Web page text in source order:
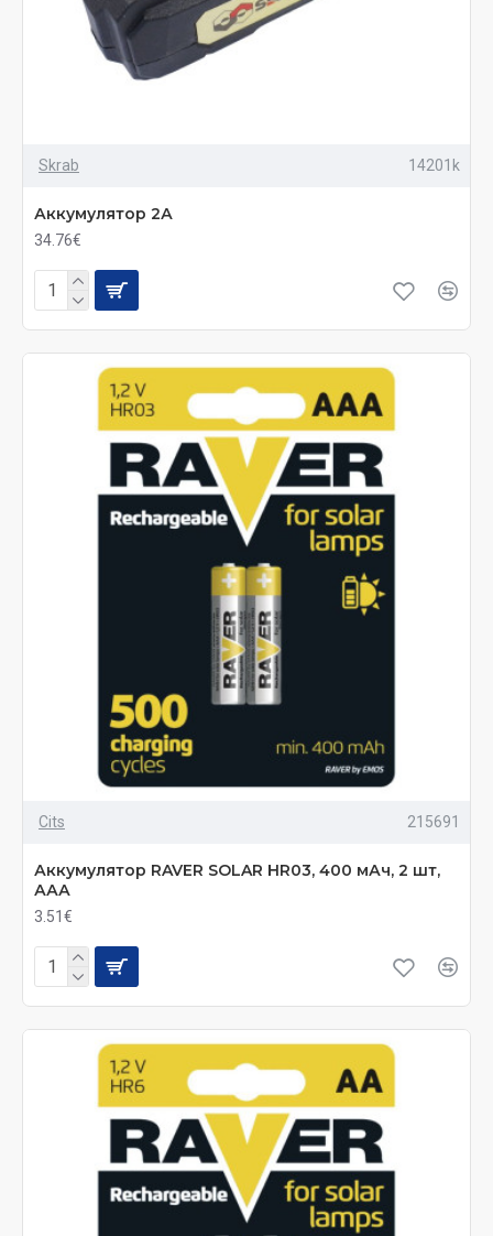
Skrab 14201k
Аккумулятор 2А
34.76€
Cits 215691
Аккумулятор RAVER SOLAR HR03, 400 мАч, 2 шт,
ААА
3.51€